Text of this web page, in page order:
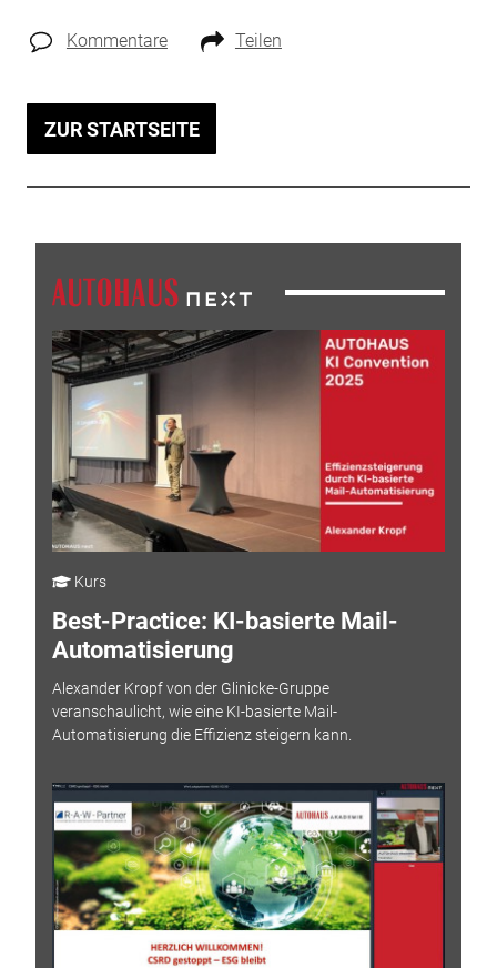
Kommentare Teilen
ZUR STARTSEITE
Kurs
Best-Practice: KI-basierte Mail-
Automatisierung
Alexander Kropf von der Glinicke-Gruppe
veranschaulicht, wie eine KI-basierte Mail-
Automatisierung die Effizienz steigern kann.